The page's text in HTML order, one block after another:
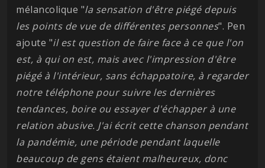
mélancolique "la sensation d'être piégé depuis
les points de vue de différentes personnes". Pen
ajoute "il est question de faire face à ce que l'on
est, à qui on est, mais avec l'impression d'être
piégé à l'intérieur, sans échappatoire, à regarder
notre téléphone pour suivre les dernières
tendances, boire ou essayer d'échapper à une
relation abusive. J'ai écrit cette chanson pendant
la pandémie, une période pendant laquelle
beaucoup de gens étaient malheureux, donc